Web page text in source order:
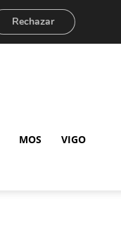
MOS VIGO
Rechazar